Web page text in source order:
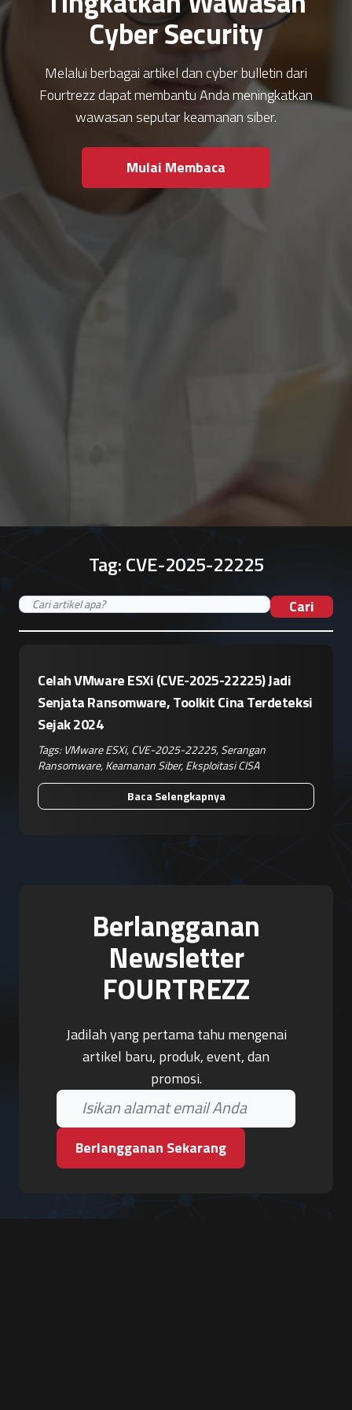
Cyber Security
Melalui berbagai artikel dan cyber bulletin dari
Fourtrezz dapat membantu Anda meningkatkan
wawasan seputar keamanan siber.
Mulai Membaca
Tag:CVE-2025-22225
Cari
Celah VMware ESXi (CVE-2025-22225) Jadi
Senjata Ransomware, Toolkit Cina Terdeteksi
Sejak 2024
Tags: VMware ESXi,CVE-2025-22225,Serangan
Ransomware,Keamanan Siber,Eksploitasi CISA
Baca Selengkapnya
Berlangganan
Newsletter
FOURTREZZ
Jadilah yang pertama tahu mengenai
artikel baru, produk, event, dan
promosi.
Berlangganan Sekarang